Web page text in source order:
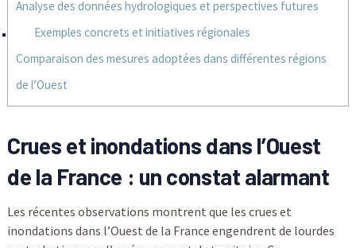
Analyse des données hydrologiques et perspectives futures
Exemples concrets et initiatives régionales
Comparaison des mesures adoptées dans différentes régions
de l’Ouest
Crues et inondations dans l’Ouest
de la France : un constat alarmant
Les récentes observations montrent que les crues et
inondations dans l’Ouest de la France engendrent de lourdes